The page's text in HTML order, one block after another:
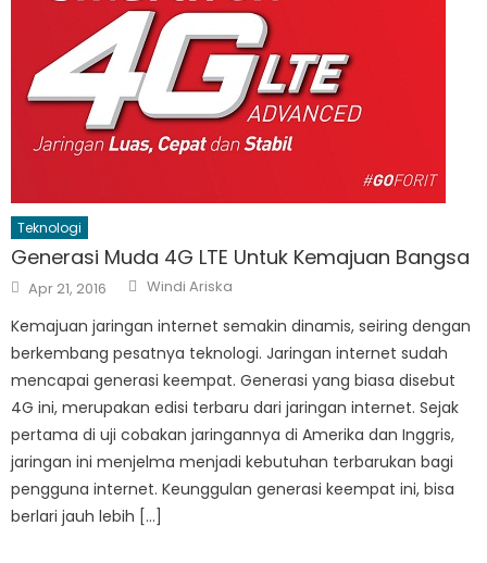
Teknologi
Generasi Muda 4G LTE Untuk Kemajuan Bangsa
Posted
on
Apr 21, 2016 Author
Windi Ariska
Kemajuan jaringan internet semakin dinamis, seiring dengan
berkembang pesatnya teknologi. Jaringan internet sudah
mencapai generasi keempat. Generasi yang biasa disebut
4G ini, merupakan edisi terbaru dari jaringan internet. Sejak
pertama di uji cobakan jaringannya di Amerika dan Inggris,
jaringan ini menjelma menjadi kebutuhan terbarukan bagi
pengguna internet. Keunggulan generasi keempat ini, bisa
berlari jauh lebih […]